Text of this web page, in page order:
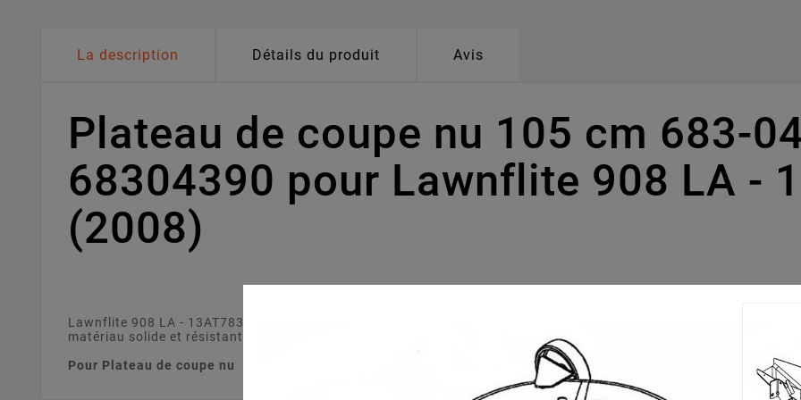
La description Détails du produit Avis
Plateau de coupe nu 105 cm 683-
68304390 pour Lawnflite 908 LA -
(2008)
Lawnflite 908 LA - 13AT783N611 (2008). S'adapte sur votre tracteur tondeuse Lawnflite 908 LA - 13AT783N611
matériau solide et résistant.
Pour Plateau de coupe nu